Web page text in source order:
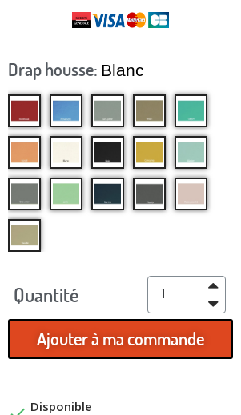
Drap housse Blanc
Quantité
Ajouter à ma commande
Disponible